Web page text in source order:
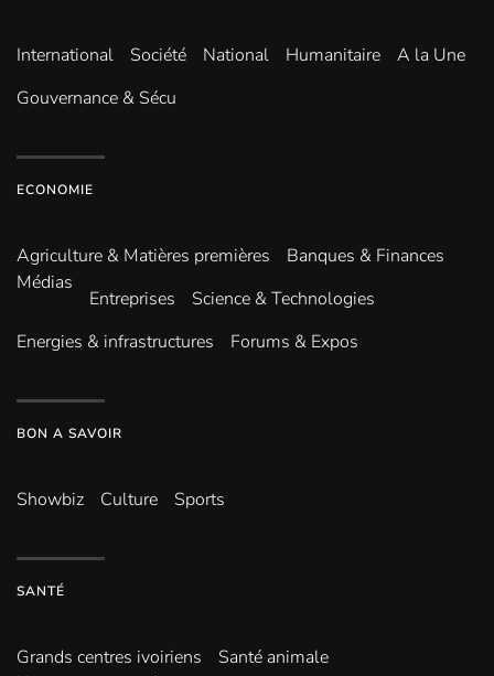
International Société National Humanitaire
A la Une
Gouvernance & Sécu
ECONOMIE
Agriculture & Matières premières
Banques & Finances
Médias
Entreprises
Science & Technologies
Energies & infrastructures
Forums & Expos
BON A SAVOIR
Showbiz Culture Sports
SANTÉ
Grands centres ivoiriens
Santé animale